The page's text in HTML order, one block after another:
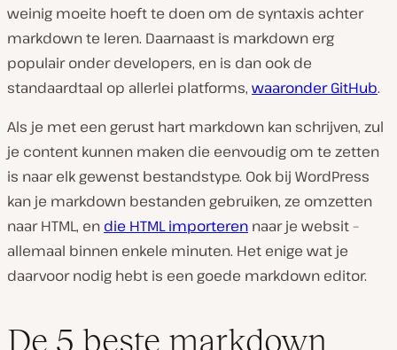
weinig moeite hoeft te doen om de syntaxis achter
markdown te leren. Daarnaast is markdown erg
populair onder developers, en is dan ook de
standaardtaal op allerlei platforms, waaronder GitHub.
Als je met een gerust hart markdown kan schrijven, zul
je content kunnen maken die eenvoudig om te zetten
is naar elk gewenst bestandstype. Ook bij WordPress
kan je markdown bestanden gebruiken, ze omzetten
naar HTML, en die HTML importeren naar je websit –
allemaal binnen enkele minuten. Het enige wat je
daarvoor nodig hebt is een goede markdown editor.
De 5 beste markdown